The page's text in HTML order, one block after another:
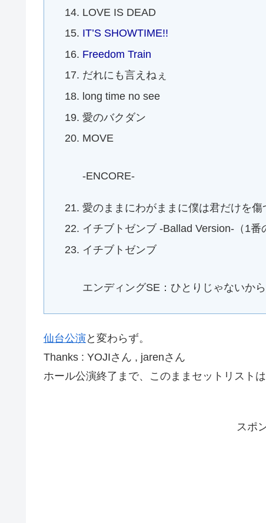
LOVE IS DEAD
IT’S SHOWTIME!!
Freedom Train
だれにも言えねぇ
long time no see
愛のバクダン
MOVE
-ENCORE-
愛のままにわがままに僕は君だけを傷
イチブトゼンブ -Ballad Version-（1番
イチブトゼンブ
エンディングSE：ひとりじゃないか
仙台公演 と変わらず。
Thanks : YOJIさん , jarenさん
ホール公演終了まで、このままセットリスト
スポ